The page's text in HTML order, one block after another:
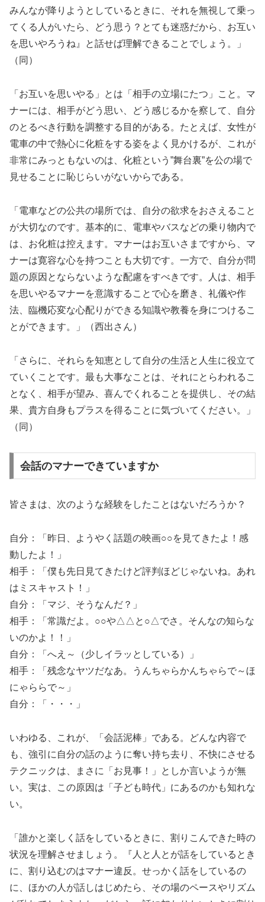
みんなが降りようとしているときに、それを無視して乗っ
てくる人がいたら、どう思う？とても迷惑だから、お互い
を思いやろうね』と話せば理解できることでしょう。」
（同）
「お互いを思いやる」とは「相手の立場にたつ」こと。マ
ナーには、相手がどう思い、どう感じるかを察して、自分
のとるべき行動を調整する目的がある。たとえば、女性が
電車の中で熱心に化粧をする姿をよく見かけるが、これが
非常にみっともないのは、化粧という”舞台裏”を公の場で
見せることに恥じらいがないからである。
「電車などの公共の場所では、自分の欲求をおさえること
が大切なのです。基本的に、電車やバスなどの乗り物内で
は、お化粧は控えます。マナーはお互いさまですから、マ
ナーは寛容な心を持つことも大切です。一方で、自分が問
題の原因とならないような配慮をすべきです。人は、相手
を思いやるマナーを意識することで心を磨き、礼儀や作
法、臨機応変な心配りができる知識や教養を身につけるこ
とができます。」（西出さん）
「さらに、それらを知恵として自分の生活と人生に役立て
ていくことです。最も大事なことは、それにとらわれるこ
となく、相手が望み、喜んでくれることを提供し、その結
果、貴方自身もプラスを得ることに気づいてください。」
（同）
会話のマナーできていますか
皆さまは、次のような経験をしたことはないだろうか？
自分：「昨日、ようやく話題の映画○○を見てきたよ！感
動したよ！」
相手：「僕も先日見てきたけど評判ほどじゃないね。あれ
はミスキャスト！」
自分：「マジ、そうなんだ？」
相手：「常識だよ。○○や△△と○△でさ。そんなの知らな
いのかよ！！」
自分：「へえ～（少しイラッとしている）」
相手：「残念なヤツだなあ。うんちゃらかんちゃらで～ほ
にゃららで～」
自分：「・・・」
いわゆる、これが、「会話泥棒」である。どんな内容で
も、強引に自分の話のように奪い持ち去り、不快にさせる
テクニックは、まさに「お見事！」としか言いようが無
い。実は、この原因は「子ども時代」にあるのかも知れな
い。
「誰かと楽しく話をしているときに、割りこんできた時の
状況を理解させましょう。『人と人とが話をしているとき
に、割り込むのはマナー違反。せっかく話をしているの
に、ほかの人が話しはじめたら、その場のペースやリズム